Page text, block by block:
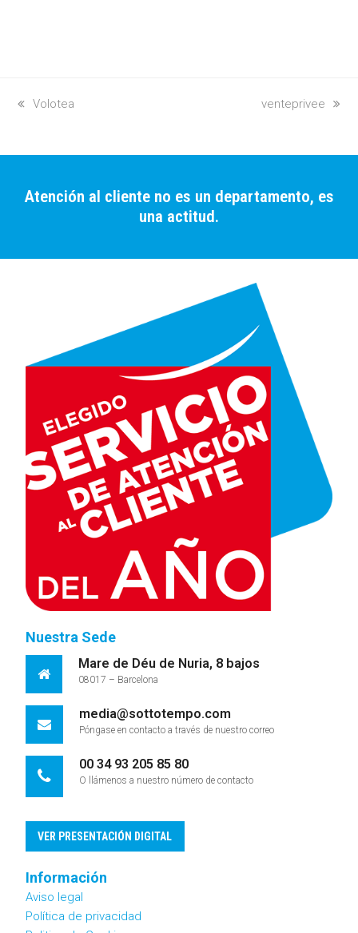
previous
Volotea
next
venteprivee
Atención al cliente no es un departamento, es
una actitud.
Nuestra Sede
Mare de Déu de Nuria, 8 bajos
08017 – Barcelona
media@sottotempo.com
Póngase en contacto a través de nuestro correo
00 34 93 205 85 80
O llámenos a nuestro número de contacto
VER PRESENTACIÓN DIGITAL
Información
Aviso legal
Política de privacidad